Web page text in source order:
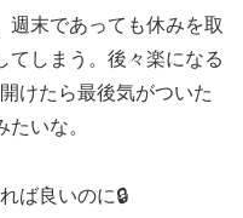
週末であっても休みを取
てしまう。後々楽になる
けたら最後気がついた
いな。
ば良いのに🔒